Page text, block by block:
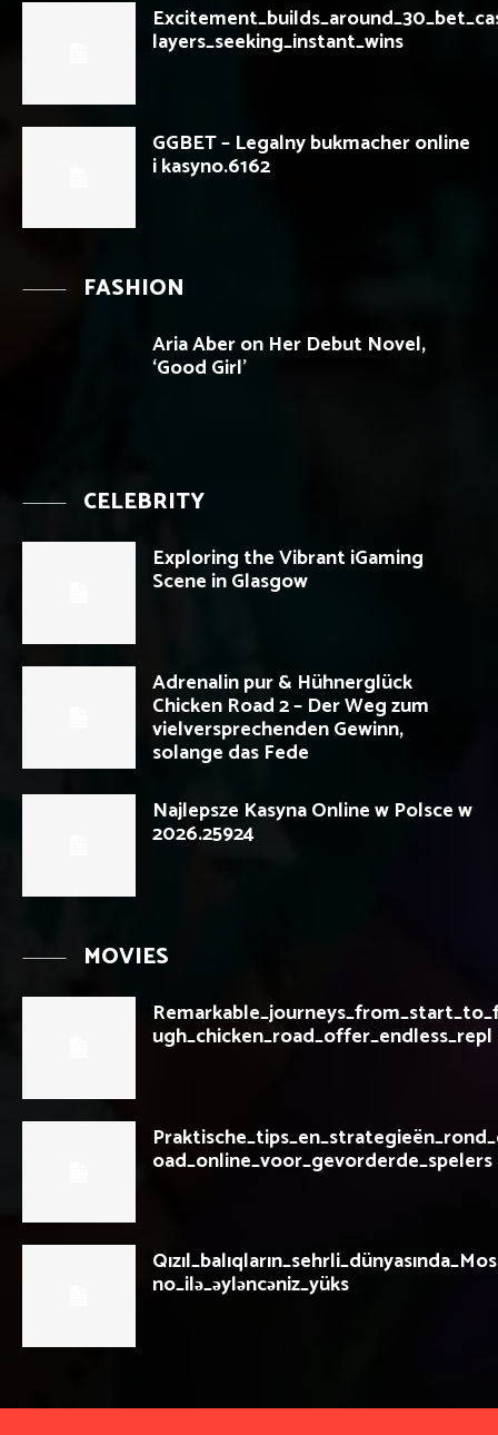
layers_seeking_instant_wins
GGBET – Legalny bukmacher online
i kasyno.6162
FASHION
Aria Aber on Her Debut Novel,
‘Good Girl’
CELEBRITY
Exploring the Vibrant iGaming
Scene in Glasgow
Adrenalin pur & Hühnerglück
Chicken Road 2 – Der Weg zum
vielversprechenden Gewinn,
solange das Fede
Najlepsze Kasyna Online w Polsce w
2026.25924
MOVIES
ugh_chicken_road_offer_endless_repl
oad_online_voor_gevorderde_spelers
no_ilə_əyləncəniz_yüks